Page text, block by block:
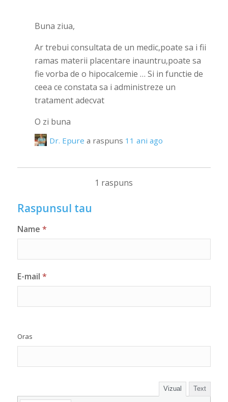
Buna ziua,
Ar trebui consultata de un medic,poate sa i fii
ramas materii placentare inauntru,poate sa
fie vorba de o hipocalcemie … Si in functie de
ceea ce constata sa i administreze un
tratament adecvat
O zi buna
Dr. Epure a raspuns 11 ani ago
1 raspuns
Raspunsul tau
Name *
E-mail *
Oras
Vizual Text